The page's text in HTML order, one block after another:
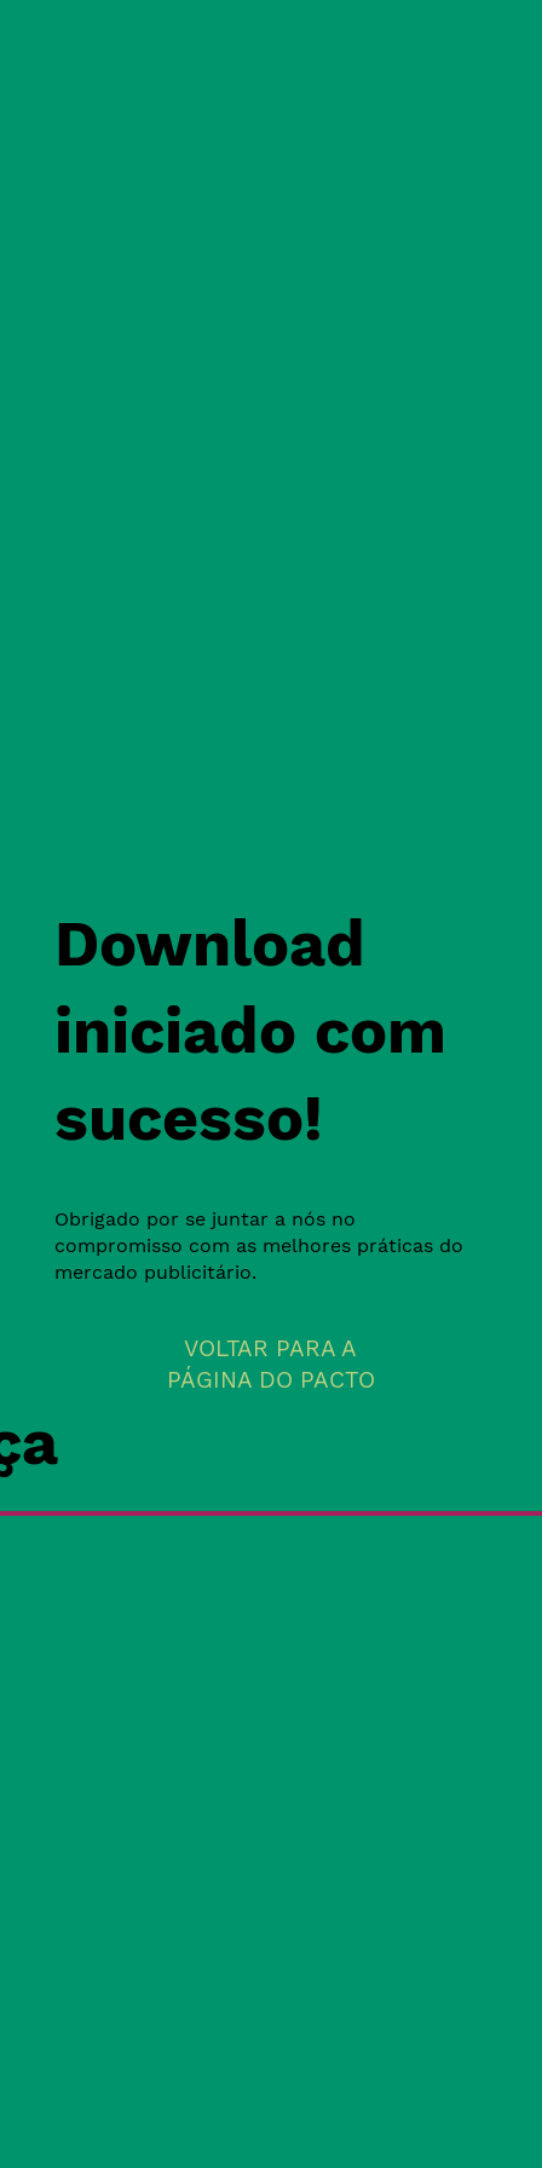
Download
iniciado com
sucesso!
Obrigado por se juntar a nós no
compromisso com as melhores práticas do
mercado publicitário.
VOLTAR PARA A
PÁGINA DO PACTO